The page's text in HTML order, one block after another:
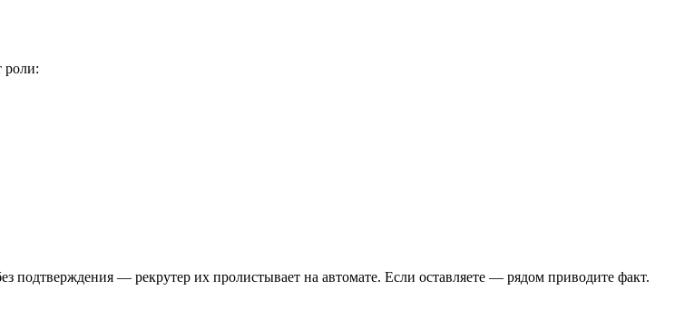
роли:
подтверждения — рекрутер их пролистывает на автомате. Если оставляете — рядом приводите факт.